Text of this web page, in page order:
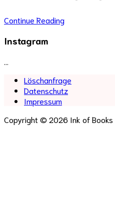
Continue Reading
Instagram
Löschanfrage
Datenschutz
Impressum
Copyright © 2026 Ink of Books